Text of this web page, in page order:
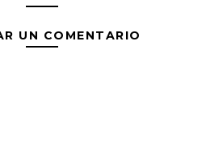
UN COMENTARIO